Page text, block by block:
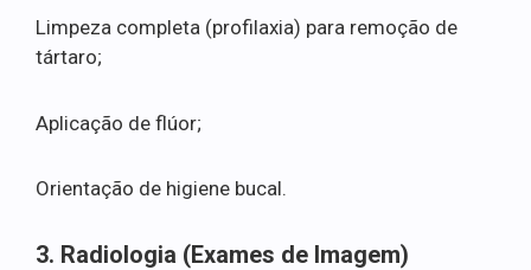
Limpeza completa (profilaxia) para remoção de
tártaro;
Aplicação de flúor;
Orientação de higiene bucal.
3. Radiologia (Exames de Imagem)